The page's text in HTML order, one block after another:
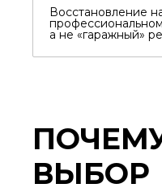
Восстановление
а не «гаражный»
ВЫБОР